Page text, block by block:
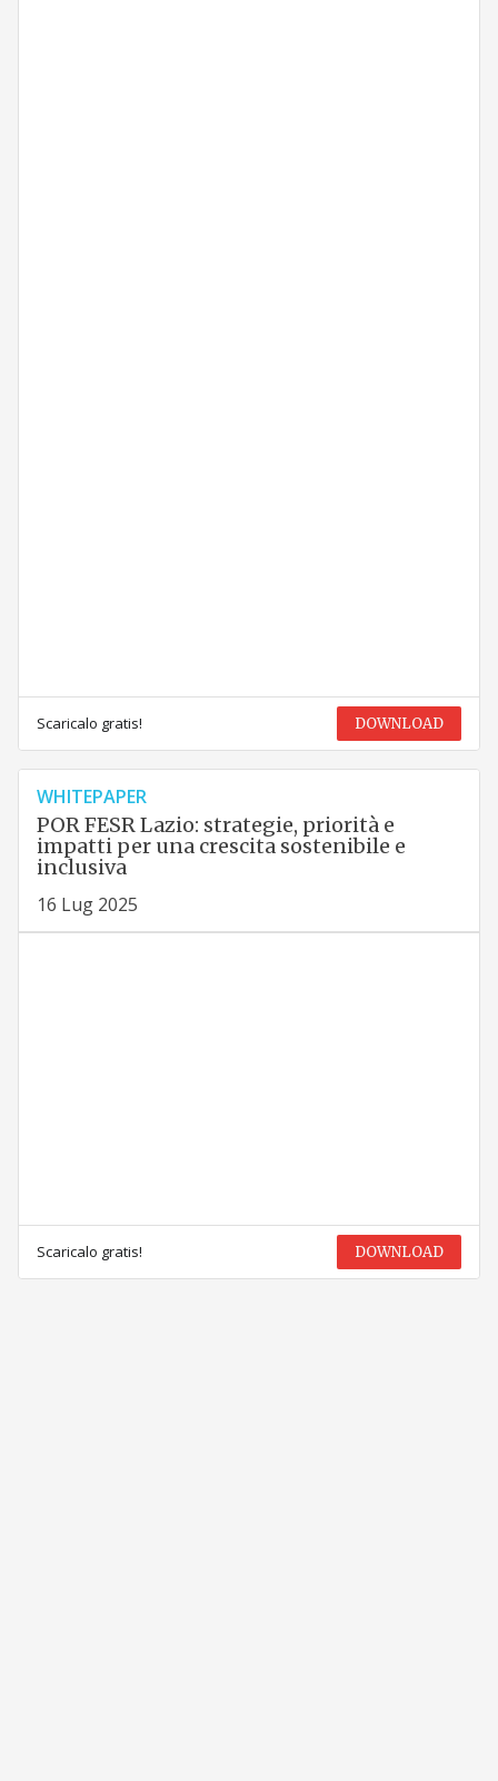
Scaricalo gratis! DOWNLOAD
WHITEPAPER
POR FESR Lazio: strategie, priorità e
impatti per una crescita sostenibile e
inclusiva
16 Lug 2025
Scaricalo gratis! DOWNLOAD